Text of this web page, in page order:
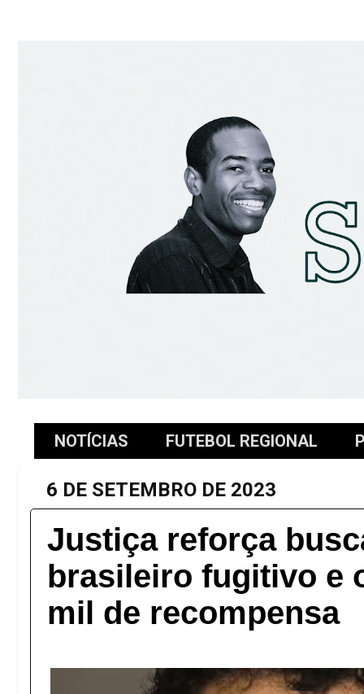
NOTÍCIAS FUTEBOL REGIONAL
6 DE SETEMBRO DE 2023
Justiça reforça
brasileiro fugitivo e
mil de recompensa